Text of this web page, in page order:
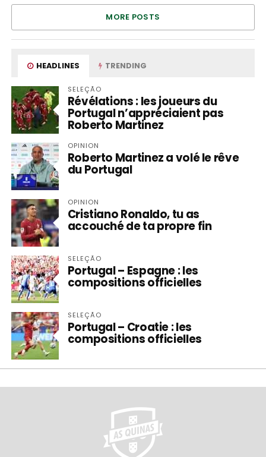
MORE POSTS
HEADLINES TRENDING
SELEÇÃO
Révélations : les joueurs du
Portugal n’appréciaient pas
Roberto Martinez
OPINION
Roberto Martinez a volé le rêve
du Portugal
OPINION
Cristiano Ronaldo, tu as
accouché de ta propre fin
SELEÇÃO
Portugal – Espagne : les
compositions officielles
SELEÇÃO
Portugal – Croatie : les
compositions officielles